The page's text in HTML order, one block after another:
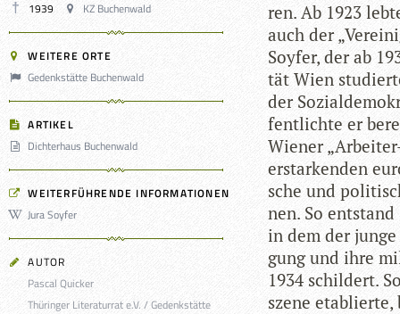
1939
KZ Buchenwald
WEITERE ORTE
Gedenkstätte Buchenwald
ARTIKEL
Dichterhaus Buchenwald
WEITERFÜHRENDE INFORMATIONEN
Jura Soyfer
AUTOR
Pascal Quicker
Thüringer Literaturrat e.V. / Gedenkstätte
ren. Ab 1923
auch der
Soy­fer, der ab
tät Wien
der
fent­lichte er
Wie­ner
erstar­ken­den
sche und
nen. So
in dem der
gung und ihre
1934 schil­dert.
szene